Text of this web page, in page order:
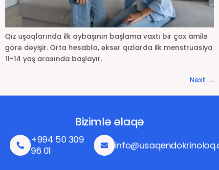
Qız uşaqlarında ilk aybaşının başlama vaxtı bir çox amilə
görə dəyişir. Orta hesabla, əksər qızlarda ilk menstruasiya
11-14 yaş arasında başlayır.
Next →
Bizimlə əlaqə
+994 50 309
96 01